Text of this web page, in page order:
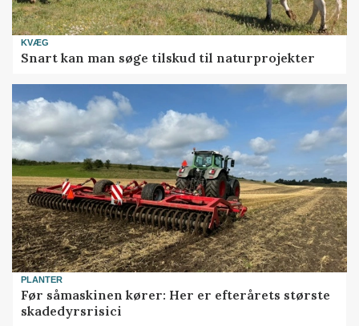
KVÆG
Snart kan man søge tilskud til naturprojekter
PLANTER
Før såmaskinen kører: Her er efterårets største
skadedyrsrisici